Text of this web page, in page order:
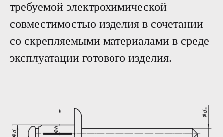
требуемой электрохимической
совместимостью изделия в сочетании
со скрепляемыми материалами в среде
эксплуатации готового изделия.